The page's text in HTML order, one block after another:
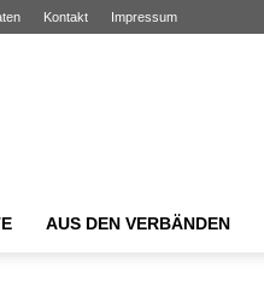
Kontakt Impressum
AUS DEN VERBÄNDEN